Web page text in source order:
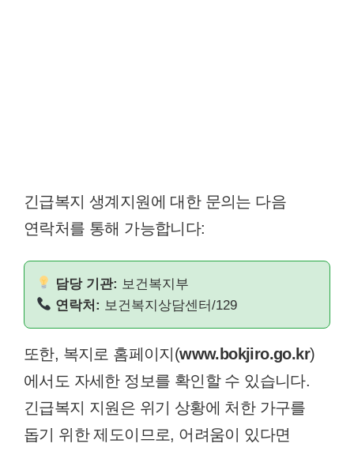
긴급복지 생계지원에 대한 문의는 다음
연락처를 통해 가능합니다:
담당 기관: 보건복지부
연락처: 보건복지상담센터/129
또한, 복지로 홈페이지(www.bokjiro.go.kr)
에서도 자세한 정보를 확인할 수 있습니다.
긴급복지 지원은 위기 상황에 처한 가구를
돕기 위한 제도이므로, 어려움이 있다면